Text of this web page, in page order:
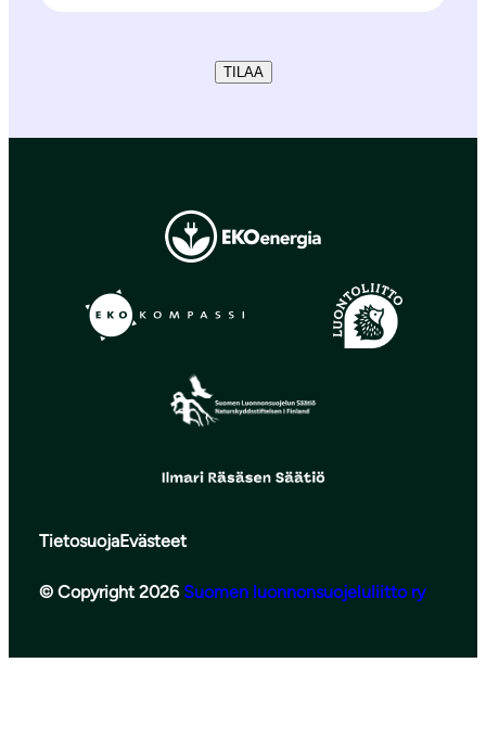
TILAA
TietosuojaEvästeet
© Copyright 2026 Suomen luonnonsuojeluliitto ry